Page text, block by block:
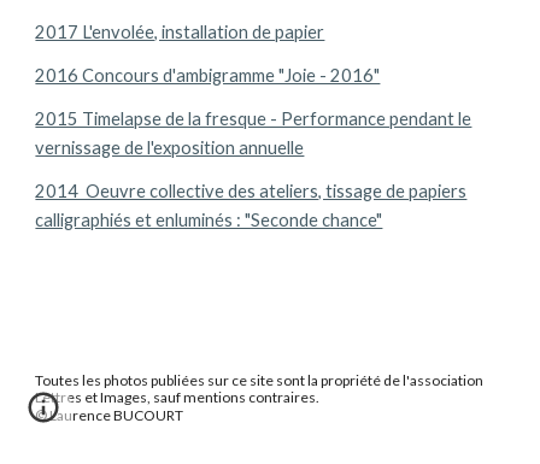
2017 L'envolée, installation de papier
2016 Concours d'ambigramme "Joie - 2016"
2015 Timelapse de la fresque - Performance pendant le
vernissage de l'exposition annuelle
2014 Oeuvre collective des ateliers, tissage de papiers
calligraphiés et enluminés : "Seconde chance"
Toutes les photos publiées sur ce site sont la propriété de l'association
Lettres et Images, sauf mentions contraires.
© Laurence BUCOURT